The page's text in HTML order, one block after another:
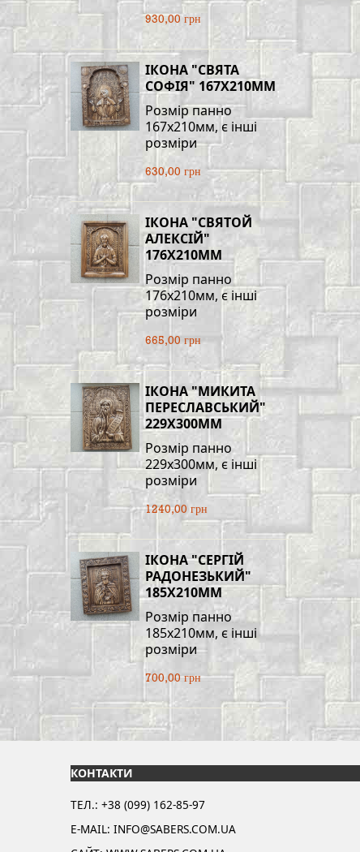
930,00 грн
ІКОНА "СВЯТА
СОФІЯ" 167Х210ММ
Розмір панно
167х210мм, є інші
розміри
630,00 грн
ІКОНА "СВЯТОЙ
АЛЕКСІЙ"
176Х210ММ
Розмір панно
176х210мм, є інші
розміри
665,00 грн
ІКОНА "МИКИТА
ПЕРЕСЛАВСЬКИЙ"
229Х300ММ
Розмір панно
229х300мм, є інші
розміри
1240,00 грн
ІКОНА "СЕРГІЙ
РАДОНЕЗЬКИЙ"
185Х210ММ
Розмір панно
185х210мм, є інші
розміри
700,00 грн
КОНТАКТИ
ТЕЛ.: +38 (099) 162-85-97
E-MAIL: INFO@SABERS.COM.UA